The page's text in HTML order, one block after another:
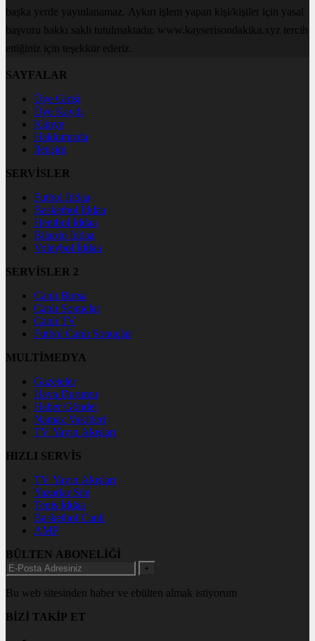
başka yerde yayınlanamaz. Aykırı işlem yapan kişi/kişiler için yasal
başvuru hakkı saklı tutulmaktadır. www.kayserisondakika.xyz tercih
ettiğiniz için teşekkür ederiz.
SAYFALAR
Üye Girişi
Üye Kaydı
Künye
Hakkımızda
İletişim
SERVİSLER
Futbol İddaa
Basketbol İddaa
Hentbol İddaa
Bilardo İddaa
Voleybol İddaa
SERVİSLER 2
Canlı Borsa
Canlı Sonuçlar
Canlı TV
Futbol Canlı Sonuçlar
MULTİMEDYA
Gazeteler
Hava Durumu
Haber Gönder
Namaz Vakitleri
TV Yayın Akışları
HIZLI SERVİS
TV Yayın Akışları
Yazarlar Site
Tenis İddaa
Basketbol Canlı
AMP
BÜLTEN ABONELİĞİ
+
Bu web sitesinden haber ve ebülten almak istiyorum
BİZİ TAKİP ET